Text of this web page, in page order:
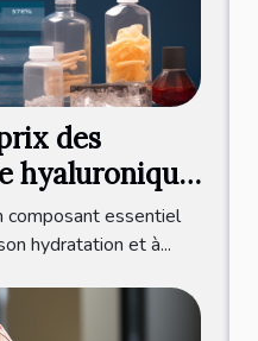
des
hyaluronique
composant essentiel
hydratation et à...